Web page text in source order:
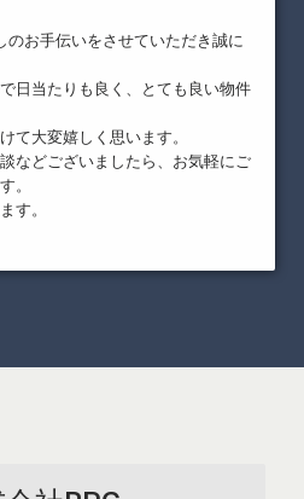
のお手伝いをさせていただき誠に
日当たりも良く、とても良い物件
て大変嬉しく思います。
などございましたら、お気軽にご
。
す。